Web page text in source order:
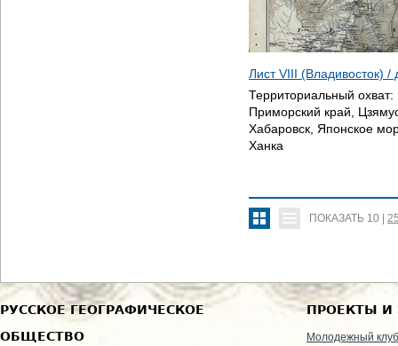
Лист VIII (Владивосток) /
Территориальный охват:
Приморский край,
Хабаровск, Японское
Ханка
ПОКАЗАТЬ 10 |
РУССКОЕ ГЕОГРАФИЧЕСКОЕ
ОБЩЕСТВО
ПРОЕКТЫ И
Молодежный клуб